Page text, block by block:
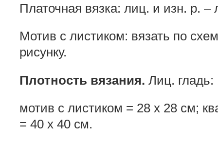
Платочная вязка: лиц. и изн. р. –
Мотив с листиком: вязать по
рисунку.
Плотность вязания. Лиц. гладь:
мотив с листиком = 28 х 28 см;
= 40 х 40 см.